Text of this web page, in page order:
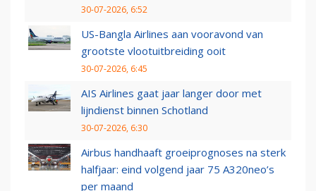
30-07-2026, 6:52
US-Bangla Airlines aan vooravond van
grootste vlootuitbreiding ooit
30-07-2026, 6:45
AIS Airlines gaat jaar langer door met
lijndienst binnen Schotland
30-07-2026, 6:30
Airbus handhaaft groeiprognoses na sterk
halfjaar: eind volgend jaar 75 A320neo’s
per maand